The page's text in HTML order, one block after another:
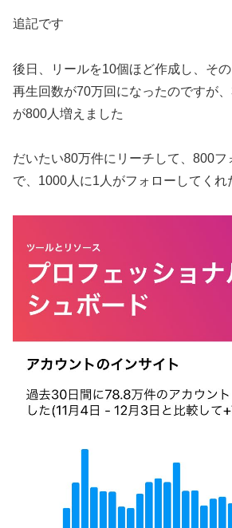
追記です
後日、リールを10個ほど作成し、そ
再生回数が70万回になったのですが
が800人増えました
だいたい80万件にリーチして、800フ
で、1000人に1人がフォローしてくれ